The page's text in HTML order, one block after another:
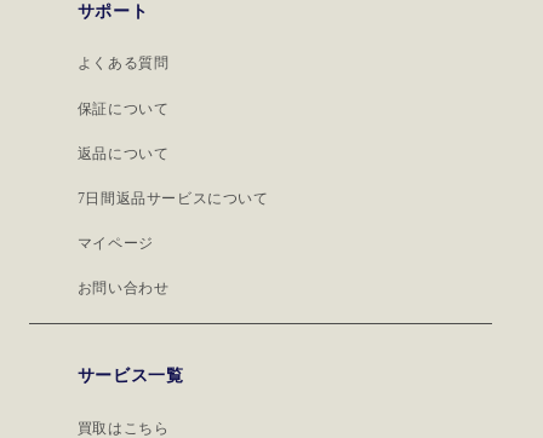
サポート
よくある質問
保証について
返品について
7日間返品サービスについて
マイページ
お問い合わせ
サービス一覧
買取はこちら